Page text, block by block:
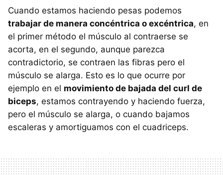
Cuando estamos haciendo pesas podemos
trabajar de manera concéntrica o excéntrica, en
el primer método el músculo al contraerse se
acorta, en el segundo, aunque parezca
contradictorio, se contraen las fibras pero el
músculo se alarga. Esto es lo que ocurre por
ejemplo en el movimiento de bajada del curl de
biceps, estamos contrayendo y haciendo fuerza,
pero el músculo se alarga, o cuando bajamos
escaleras y amortiguamos con el cuadriceps.